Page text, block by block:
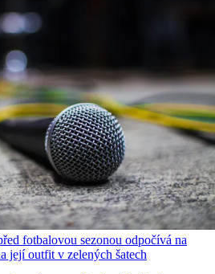
fotbalovou sezonou odpočívá na
její outfit v zelených šatech